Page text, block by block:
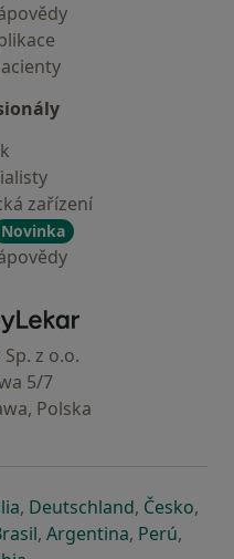
zařízení
Novinka
- Hlavní stránka
z o.o.
5/7
Polska
záložce
v nové záložce
se otevře v nové záložce
, Deutschlandse otevře v
, Českose
,
v nové záložce
otevře v nové záložce
se otevře v nové
, Argentinase otevře v
, Perúse
,